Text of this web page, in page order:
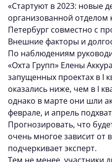
«Стартуют в 2023: новые
организованной
Петербург совместно с
Внешние факторы и
По наблюдениям
«Охта Групп» Елены
запущенных проектах в I
оказались ниже, чем в I
однако в марте они шли
феврале, и апрель
Прогнозировать, что
очень многое зависит от
подчеркивает эксперт.